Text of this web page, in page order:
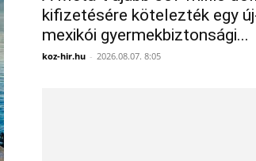
kifizetésére kötelezték egy
mexikói gyermekbiztonsági...
koz-hir.hu - 2026.08.07. 8:05